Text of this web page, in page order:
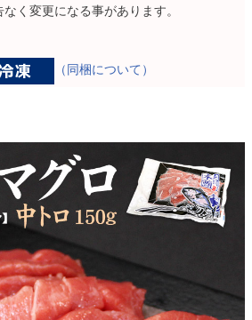
く変更になる事があります。
（同梱について）